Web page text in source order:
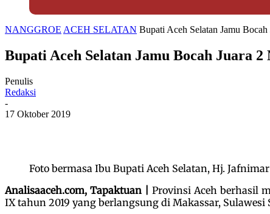
NANGGROE ACEH SELATAN Bupati Aceh Selatan Jamu
Bupati Aceh Selatan Jamu Bocah Juara
Penulis
Redaksi
-
17 Oktober 2019
Foto bermasa Ibu Bupati Aceh Selatan, Hj.
Analisaaceh.com, Tapaktuan |
Provinsi Aceh berhasil
IX tahun 2019 yang berlangsung di Makassar, Sulawesi